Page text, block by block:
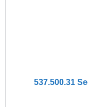
537.500.31